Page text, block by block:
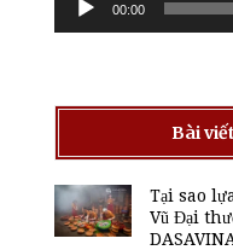
00:00
Bài
Tại sao
Vũ Đại